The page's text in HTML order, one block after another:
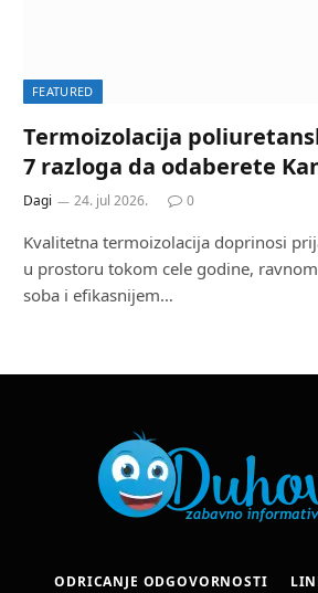
FEATURED
Termoizolacija
7 razloga da odaberete
Dagi 24. jul 2026. 0
Kvalitetna termoizolacija doprinosi
u prostoru tokom cele godine,
soba i efikasnijem…
ODRICANJE ODGOVORNOSTI